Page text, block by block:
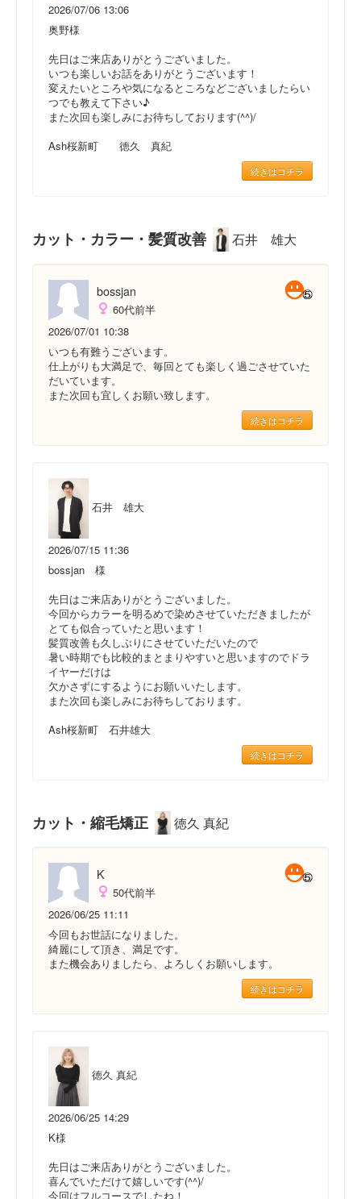
2026/07/06 13:06
奥野様
先日はご来店ありがとうございました。
いつも楽しいお話をありがとうございます！
変えたいところや気になるところなどございましたらい
つでも教えて下さい♪
また次回も楽しみにお待ちしております(^^)/
Ash桜新町 徳久 真紀
続きはコチラ
カット・カラー・髪質改善 石井 雄大
bossjan
60代前半
2026/07/01 10:38
いつも有難うございます。
仕上がりも大満足で、毎回とても楽しく過ごさせていた
だいています。
また次回も宜しくお願い致します。
続きはコチラ
石井 雄大
2026/07/15 11:36
bossjan 様
先日はご来店ありがとうございました。
今回からカラーを明るめで染めさせていただきましたが
とても似合っていたと思います！
髪質改善も久しぶりにさせていただいたので
暑い時期でも比較的まとまりやすいと思いますのでドラ
イヤーだけは
欠かさずにするようにお願いいたします。
また次回も楽しみにお待ちしております。
Ash桜新町 石井雄大
続きはコチラ
カット・縮毛矯正 徳久 真紀
K
50代前半
2026/06/25 11:11
今回もお世話になりました。
綺麗にして頂き、満足です。
また機会ありましたら、よろしくお願いします。
続きはコチラ
徳久 真紀
2026/06/25 14:29
K様
先日はご来店ありがとうございました。
喜んでいただけて嬉しいです(^^)/
今回はフルコースでしたね！